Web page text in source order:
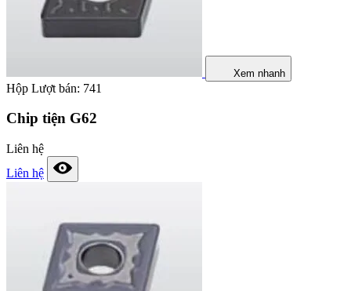
Xem nhanh
Hộp Lượt bán: 741
Chip tiện G62
Liên hệ
Liên hệ